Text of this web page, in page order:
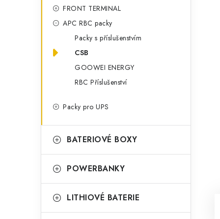
FRONT TERMINAL
APC RBC packy
Packy s příslušenstvím
CSB
GOOWEI ENERGY
RBC Příslušenství
Packy pro UPS
BATERIOVÉ BOXY
POWERBANKY
LITHIOVÉ BATERIE